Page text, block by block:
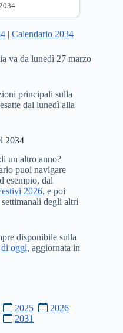
|Calendario 2034
va da lunedì 27 marzo
principali sulla
dal lunedì alla
2034
un altro anno?
puoi navigare
esempio, dal
2026, e poi
settimanali degli altri
disponibile sulla
oggi, aggiornata in
2025
2026
2031